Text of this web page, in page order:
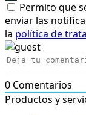
Permito que
enviar las
la política de
0 Comentarios
Productos y